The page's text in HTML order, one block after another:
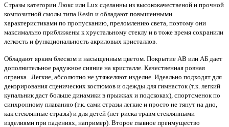
Стразы категории Люкс или Lux сделанны из высококачественой и прочной
композитной смолы типа Resin и обладают повышенными
характеристиками по пропусканию, преломлению света, поэтому они
максимально приближены к хрустальному стеклу и в тоже время сохранили
легкость и функциональность акриловых кристаллов.
Обладают ярким блеском и насыщенным цветом. Покрытие AB или АБ дает
дополнительное радужное сияние на кристалле. Качественная ровная
огранка. Легкие, абсолютно не утяжеляют изделие. Идеально подходят для
декорирования сценических костюмов и одежды для гимнасток (т.к. легкий
купальник даст больше динамики в прыжках и подскоках), спортсменок по
синхронному плаванию (т.к. сами стразы легкие и просто не тянут на дно,
как стеклянные стразы) и для детей (нет риска травм стеклянными
изделиями при падениях, например). Второе главное преимущество